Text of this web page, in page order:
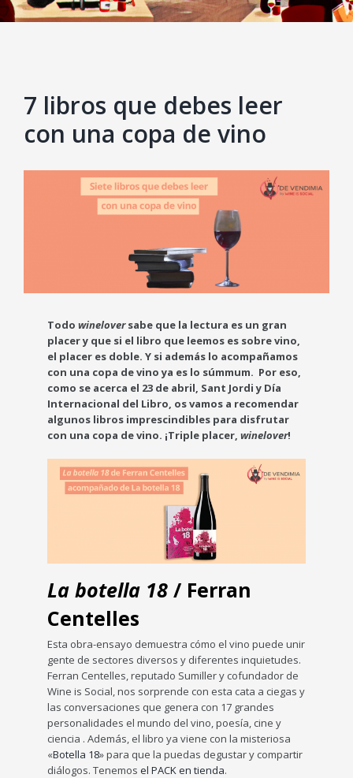
7 libros que debes leer
con una copa de vino
Todo wineloversabe que la lectura es un gran
placer y que si el libro que leemos es sobre vino,
el placer es doble. Y si además lo acompañamos
con una copa de vino ya es lo súmmum. Por eso,
como se acerca el 23 de abril, Sant Jordi y Día
Internacional del Libro, os vamos a recomendar
algunos libros imprescindibles para disfrutar
con una copa de vino. ¡Triple placer, winelover!
La botella 18 / Ferran
Centelles
Esta obra-ensayo demuestra cómo el vino puede unir
gente de sectores diversos y diferentes inquietudes.
Ferran Centelles, reputado Sumiller y cofundador de
Wine is Social, nos sorprende con esta cata a ciegas y
las conversaciones que genera con 17 grandes
personalidades el mundo del vino, poesía, cine y
ciencia . Además, el libro ya viene con la misteriosa
«Botella 18» para que la puedas degustar y compartir
diálogos. Tenemos el PACK en tienda.